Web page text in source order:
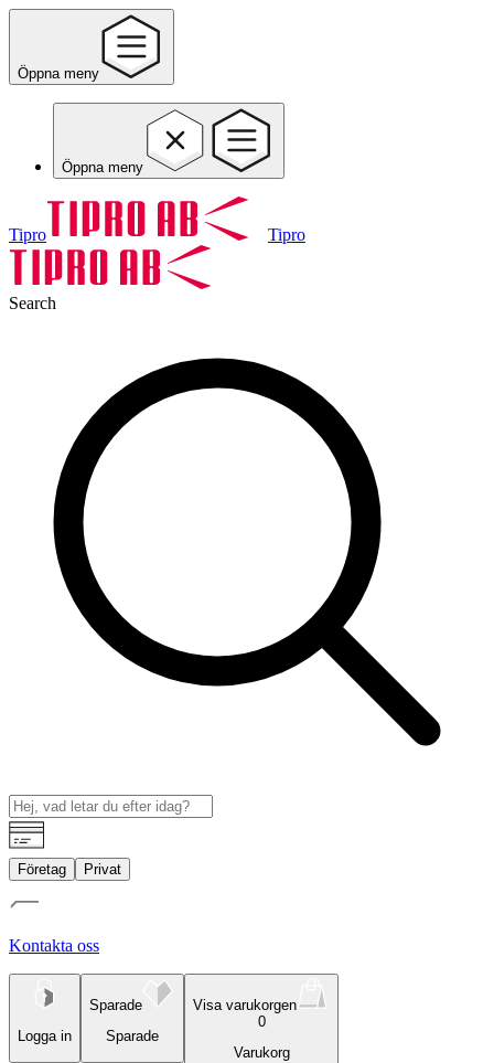
Öppna meny
Öppna meny
Tipro Tipro
Search
Företag Privat
Kontakta oss
Logga in
Sparade
Sparade
Visa varukorgen
0
Varukorg